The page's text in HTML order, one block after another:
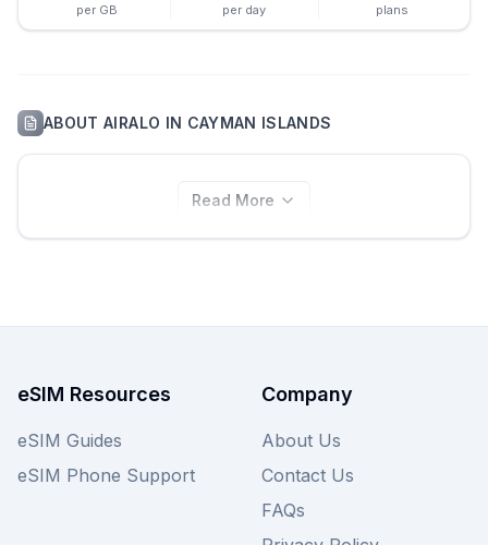
per GB per day plans
ABOUTAIRALO IN CAYMAN ISLANDS
Read More
eSIM Resources
eSIM Guides
eSIM Phone Support
Company
About Us
Contact Us
FAQs